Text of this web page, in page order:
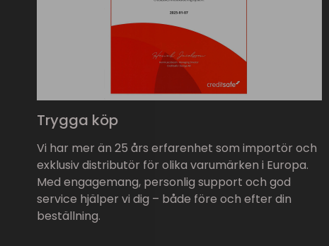
Trygga köp
Vi har mer än 25 års erfarenhet som importör och
exklusiv distributör för olika varumärken i Europa.
Med engagemang, personlig support och god
service hjälper vi dig – både före och efter din
beställning.